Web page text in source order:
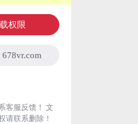
权限
客服反馈！ 文
请联系删除！